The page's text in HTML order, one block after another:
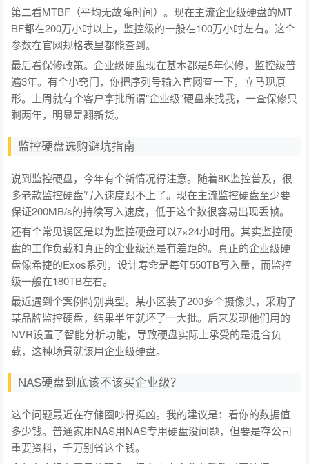
第二看MTBF（平均无故障时间）。现在主流企业级硬盘的MT
BF都在200万小时以上，监控级的一般在100万小时左右。这个
参数在官网规格表里都能查到。
最后看保修政策。企业级硬盘现在基本都是5年保修，监控级普
遍3年。有个小窍门，你把序列号输入官网查一下，立马现原
形。上周就有个客户拿批所谓"企业级"硬盘来找我，一查保修只
剩两年，明显是翻新货。
监控硬盘选购避坑指南
说到监控硬盘，今年有个新情况得注意。随着8K监控普及，很
多老款监控硬盘写入速度跟不上了。现在主流监控硬盘至少要
保证200MB/s的持续写入速度，低于这个数很容易出现丢帧。
还有个常见误区是以为监控硬盘可以7×24小时用。其实监控硬
盘的工作负载和真正的企业级还是有差距的。真正的企业级硬
盘像希捷的Exos系列，设计寿命是每年550TB写入量，而监控
级一般在180TB左右。
最近遇到个案例特别典型。某小区装了200多个摄像头，采购了
某品牌监控硬盘，结果半年就坏了一大批。后来发现他们用的
NVR设置了智能分析功能，导致硬盘实际上承受的是混合负
载，这种场景就该用企业级硬盘。
NAS硬盘到底该不该买企业级？
这个问题最近在存储圈吵得挺凶。我的建议是：看你的数据值
多少钱。普通家用NAS用NAS专用硬盘没问题，但要是存公司
重要资料，千万别省这个钱。